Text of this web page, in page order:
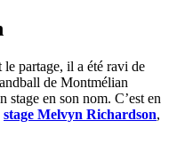
partage, il a été ravi de
de Montmélian
stage en son nom. C’est en
stage Melvyn Richardson,